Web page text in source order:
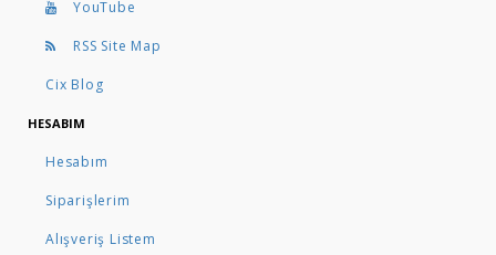
YouTube
RSS Site Map
Cix Blog
HESABIM
Hesabım
Siparişlerim
Alışveriş Listem